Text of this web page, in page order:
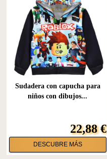
Sudadera con capucha para
niños con dibujos...
22,88 €
DESCUBRE MÁS